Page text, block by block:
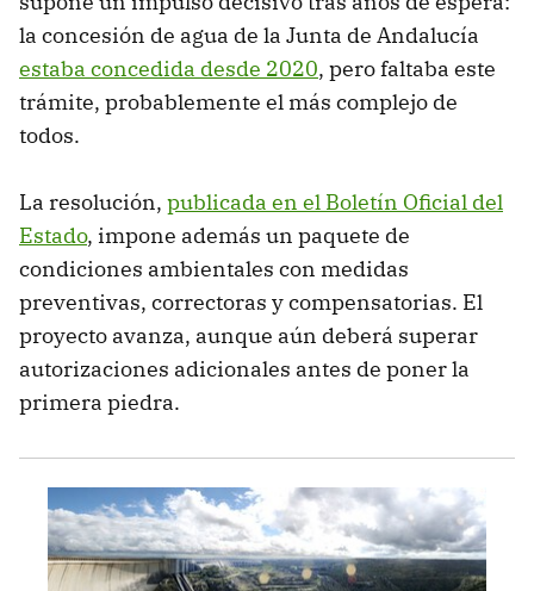
la concesión de agua de la Junta de Andalucía
estaba concedida desde 2020, pero faltaba este
trámite, probablemente el más complejo de
todos.
La resolución, publicada en el Boletín Oficial del
Estado, impone además un paquete de
condiciones ambientales con medidas
preventivas, correctoras y compensatorias. El
proyecto avanza, aunque aún deberá superar
autorizaciones adicionales antes de poner la
primera piedra.